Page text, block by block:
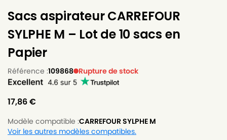
Sacs aspirateur CARREFOUR
SYLPHE M – Lot de 10 sacs en
Papier
Référence :109868 Rupture de stock
17,86€
Modèle compatible :CARREFOUR SYLPHE M
Voir les autres modèles compatibles.